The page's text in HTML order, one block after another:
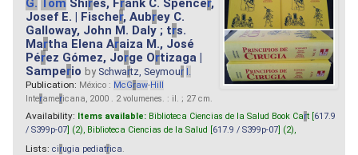
G. Tom Shires, Frank C. Spencer,
Josef E. | Fischer, Aubrey C.
Galloway, John M. Daly ; trs.
Martha Elena Araiza M., José
Pérez Gómez, Jorge Ortizaga |
Samperio by Schwartz, Seymour I.
Publication: México : McGraw-Hill
Interamericana, 2000 . 2 volumenes. : il. ; 27 cm.
Availability: Items available: Biblioteca Ciencias de la Salud Book Cart [ 617.9
/ S399p-07 ] (2), Biblioteca Ciencias de la Salud [ 617.9 / S399p-07 ] (2),
Lists: cirugia pediatrica